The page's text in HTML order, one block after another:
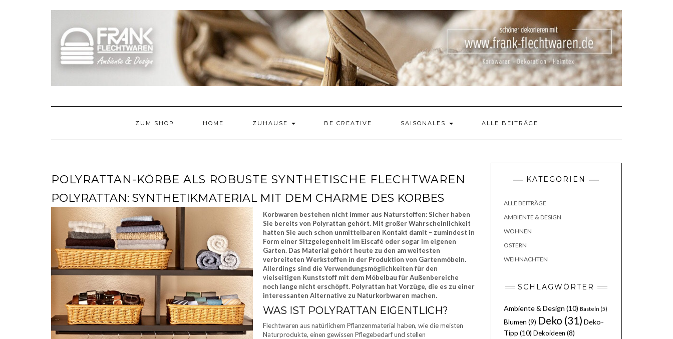
ZUM SHOP HOME ZUHAUSE BE CREATIVE SAISONALES ALLE BEITRÄGE
POLYRATTAN-KÖRBE ALS ROBUSTE SYNTHETISCHE FLECHTWAREN
POLYRATTAN: SYNTHETIKMATERIAL MIT DEM CHARME DES KORBES
Korbwaren bestehen nicht immer aus Naturstoffen: Sicher haben
Sie bereits von Polyrattan gehört. Mit großer Wahrscheinlichkeit
hatten Sie auch schon unmittelbaren Kontakt damit – zumindest in
Form einer Sitzgelegenheit im Eiscafé oder sogar im eigenen
Garten. Das Material gehört heute zu den am weitesten
verbreiteten Werkstoffen in der Produktion von Gartenmöbeln.
Allerdings sind die Verwendungsmöglichkeiten für den
vielseitigen Kunststoff mit dem Möbelbau für Außenbereiche
noch lange nicht erschöpft. Polyrattan hat Vorzüge, die es zu einer
interessanten Alternative zu Naturkorbwaren machen.
WAS IST POLYRATTAN EIGENTLICH?
Flechtwaren aus natürlichem Pflanzenmaterial haben, wie die meisten
Naturprodukte, einen gewissen Pflegebedarf und stellen
KATEGORIEN
ALLE BEITRÄGE
AMBIENTE & DESIGN
WOHNEN
OSTERN
WEIHNACHTEN
SCHLAGWÖRTER
Ambiente & Design (10) Basteln (5)
Blumen (9) Deko (31) Deko-
Tipp (10) Dekoideen (8)